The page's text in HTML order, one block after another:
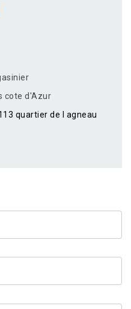
cote d'Azur
quartier de l agneau